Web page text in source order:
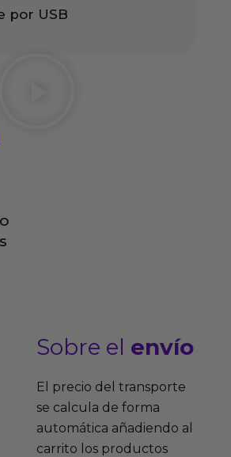
por USB
Sobre el envío
El precio del transporte
se calcula de forma
automática añadiendo al
carrito los productos